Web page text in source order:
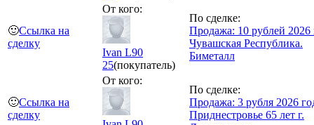
🙂Ссылка на
сделку
От кого:
Ivan L90
25(покупатель)
По сделке:
Продажа: 10 рублей 2026
Чувашская Республика.
Биметалл
🙂Ссылка на
сделку
От кого:
По сделке:
Продажа: 3 рубля 2026
Приднестровье 65 лет г.